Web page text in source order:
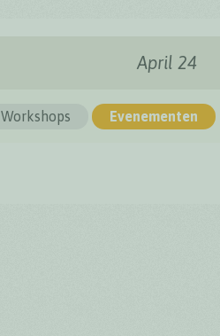
April 24
Workshops Evenementen